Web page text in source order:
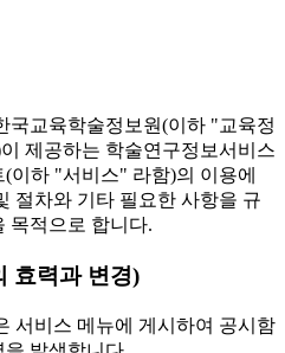
국교육학술정보원(이하 "교육정
제공하는 학술연구정보서비스
(이하 "서비스" 라함)의 이용에
절차와 기타 필요한 사항을 규
목적으로 합니다.
효력과 변경)
서비스 메뉴에 게시하여 공시함